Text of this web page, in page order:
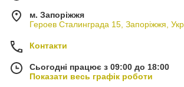
м. Запоріжжя
Героев Сталинграда 15, Запоріжжя,
Контакти
Сьогодні працює з 09:00 до 18:00
Показати весь графік роботи